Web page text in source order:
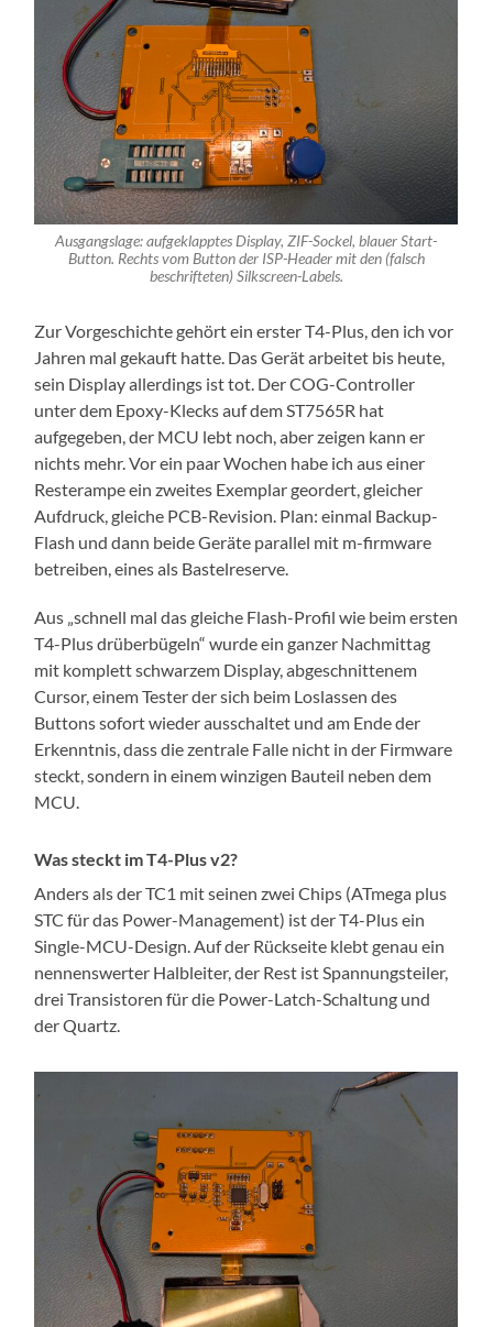
Ausgangslage: aufgeklapptes Display, ZIF-Sockel, blauer Start-
Button. Rechts vom Button der ISP-Header mit den (falsch
beschrifteten) Silkscreen-Labels.
Zur Vorgeschichte gehört ein erster T4-Plus, den ich vor
Jahren mal gekauft hatte. Das Gerät arbeitet bis heute,
sein Display allerdings ist tot. Der COG-Controller
unter dem Epoxy-Klecks auf dem ST7565R hat
aufgegeben, der MCU lebt noch, aber zeigen kann er
nichts mehr. Vor ein paar Wochen habe ich aus einer
Resterampe ein zweites Exemplar geordert, gleicher
Aufdruck, gleiche PCB-Revision. Plan: einmal Backup-
Flash und dann beide Geräte parallel mit m-firmware
betreiben, eines als Bastelreserve.
Aus „schnell mal das gleiche Flash-Profil wie beim ersten
T4-Plus drüberbügeln“ wurde ein ganzer Nachmittag
mit komplett schwarzem Display, abgeschnittenem
Cursor, einem Tester der sich beim Loslassen des
Buttons sofort wieder ausschaltet und am Ende der
Erkenntnis, dass die zentrale Falle nicht in der Firmware
steckt, sondern in einem winzigen Bauteil neben dem
MCU.
Was steckt im T4-Plus v2?
Anders als der TC1 mit seinen zwei Chips (ATmega plus
STC für das Power-Management) ist der T4-Plus ein
Single-MCU-Design. Auf der Rückseite klebt genau ein
nennenswerter Halbleiter, der Rest ist Spannungsteiler,
drei Transistoren für die Power-Latch-Schaltung und
der Quartz.